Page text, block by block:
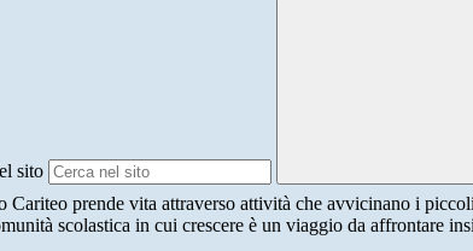
sito
Cariteo prende vita attraverso attività che avvicinano i
scolastica in cui crescere è un viaggio da affrontare